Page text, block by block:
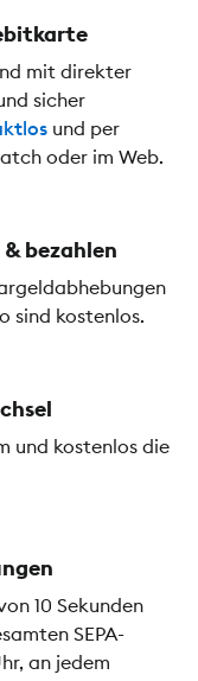
mit direkter
sicher
und per
oder im Web.
bezahlen
sind kostenlos.
und kostenlos die
10 Sekunden
SEPA-
an jedem